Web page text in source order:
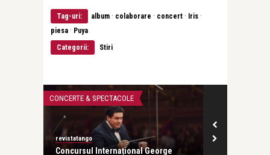
Tag-uri: album · colaborare · concert · Iris ·
piesa · Puya
Categorii:
Stiri
CONCERTE & SPECTACOLE
revistatango
Concursul Internațional George